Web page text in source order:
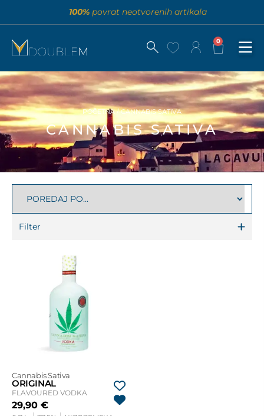
100% povrat neotvorenih artikala
0
POČETNA/ CANNABIS SATIVA
CANNABIS SATIVA
Filter
Cannabis Sativa
ORIGINAL
FLAVOURED VODKA
29,90 €